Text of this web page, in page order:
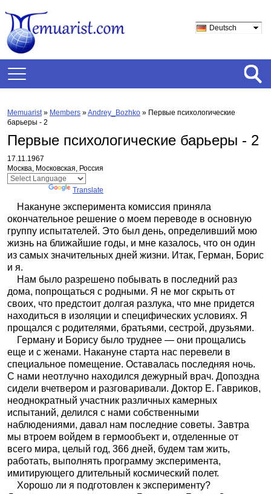
Deutsch
Memuarist» Members »Andrey_Bozhko » Первые психологические
барьеры - 2
Первые психологические барьеры - 2
17.11.1967
Москва, Московская, Россия
Translate
Накануне эксперимента комиссия приняла
окончательное решение о моем переводе в основную
группу испытателей. Это был день, определивший мою
жизнь на ближайшие годы, и мне казалось, что он один
из самых значительных дней жизни. Итак, Герман, Борис
и я.
Нам было разрешено побывать в последний раз
дома, попрощаться с родными. Я не мог скрыть от
своих, что предстоит долгая разлука, что мне придется
находиться в изоляции и специфических условиях. Я
прощался с родителями, братьями, сестрой, друзьями.
Герману и Борису было труднее — они прощались
еще и с женами. Накануне старта нас перевели в
специальное помещение. Оставалась последняя ночь.
С нами неотлучно находился дежурный врач. Допоздна
сидели вчетвером и разговаривали. Доктор Е. Гавриков,
неоднократный участник различных камерных
испытаний, делился с нами собственными
наблюдениями, давал нам последние советы. Завтра
мы втроем войдем в гермообъект и, отделенные от
всего мира, целый год, 366 дней, будем там жить,
работать, выполнять программу эксперимента,
имитирующего длительный космический полет.
Хорошо ли я подготовлен к эксперименту?